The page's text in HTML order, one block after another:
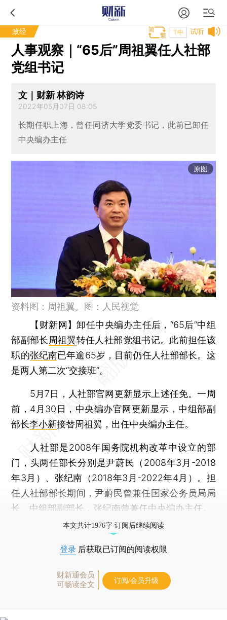
政经 试听
T中
人事观察｜“65后”周祖翼任人社部
党组书记
文｜财新 林韵诗
2022年05月07日 08:05
长期任职上海，曾任同济大学党委书记，此前已卸任
中央编办主任
原图
资料图：周祖翼。图：人民视觉
【财新网】卸任中央编办主任后，“65后”中组
部副部长周祖翼转任人社部党组书记。此前担任该
职的张纪南已年逾65岁，目前仍任人社部部长。这
是两人第二次“交接班”。
5月7日，人社部官网更新显示上述任免。一周
前，4月30日，中央编办官网更新显示，中组部副
部长李小新接替周祖翼，出任中央编办主任。
人社部是2008年国务院机构改革中设立的部
门，头两任部长分别是尹蔚民（2008年3月-2018
年3月）、张纪南（2018年3月-2022年4月）。担
任人社部部长期间，尹蔚民曾兼任国家公务员局局
长、中组部副部长，张纪南曾兼任中央编办主任。
本文共计1976字 订阅后继续阅读
登录 后获取已订阅的阅读权限
财新通会员
可畅读全文
订阅/会员升级